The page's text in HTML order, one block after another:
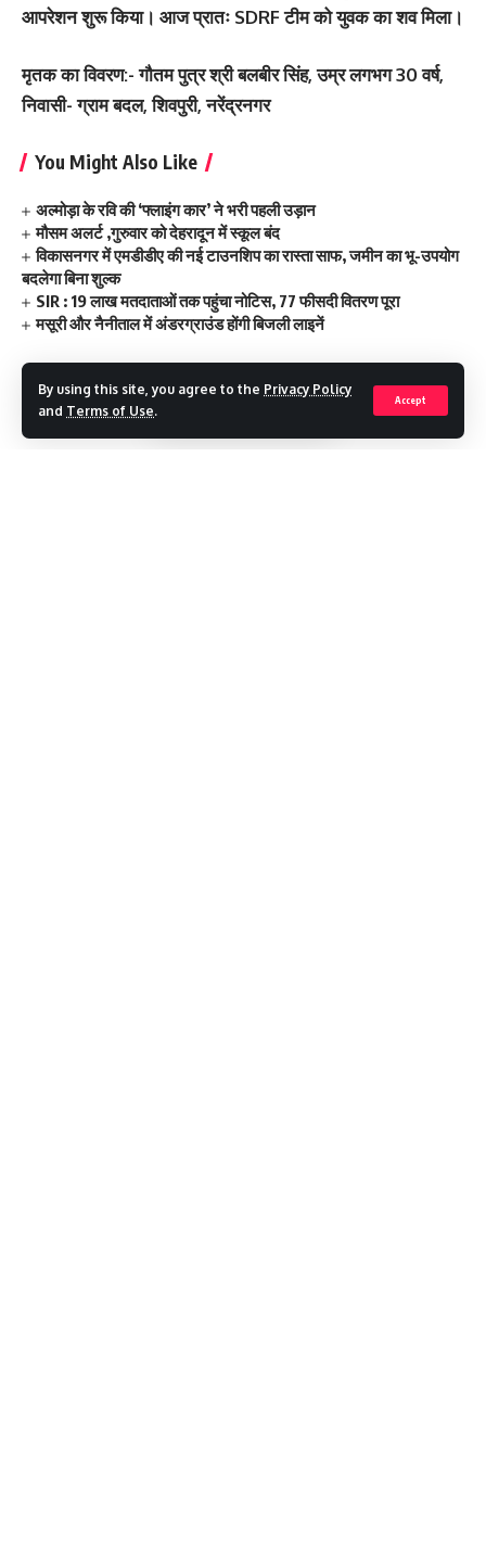
By using this site, you agree to the Privacy Policy
and Terms of Use.
Accept
आपरेशन शुरू किया। आज प्रातः SDRF टीम को युवक का शव मिला।
मृतक का विवरण:- गौतम पुत्र श्री बलबीर सिंह, उम्र लगभग 30 वर्ष,
निवासी- ग्राम बदल, शिवपुरी, नरेंद्रनगर
You Might Also Like
अल्मोड़ा के रवि की ‘फ्लाइंग कार’ ने भरी पहली उड़ान
मौसम अलर्ट ,गुरुवार को देहरादून में स्कूल बंद
विकासनगर में एमडीडीए की नई टाउनशिप का रास्ता साफ, जमीन का भू-उपयोग
बदलेगा बिना शुल्क
SIR : 19 लाख मतदाताओं तक पहुंचा नोटिस, 77 फीसदी वितरण पूरा
मसूरी और नैनीताल में अंडरग्राउंड होंगी बिजली लाइनें
TAGGED: flood flash